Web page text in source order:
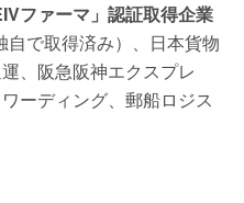
ファーマ」認証取得企業
で取得済み）、日本貨物
、阪急阪神エクスプレ
ーディング、郵船ロジス